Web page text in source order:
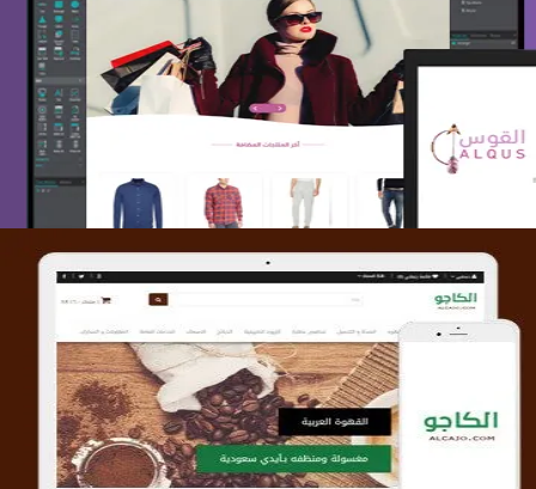
تصميم متجر القوس
التفاصيل
تصميم متجر الكاجو
التفاصيل